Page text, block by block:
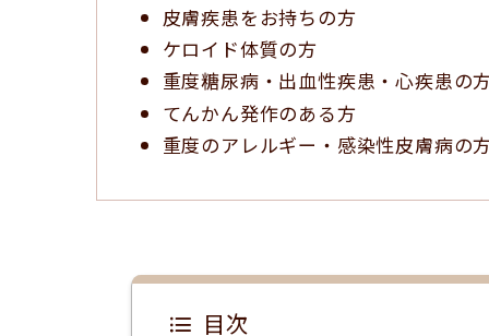
皮膚疾患をお持ちの方
ケロイド体質の方
重度糖尿病・出血性疾患・心疾患の
てんかん発作のある方
重度のアレルギー・感染性皮膚病の
目次